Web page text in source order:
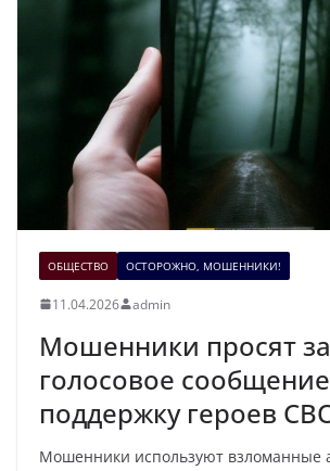
ОБЩЕСТВО ОСТОРОЖНО, МОШЕННИКИ!
11.04.2026 admin
Мошенники просят
голосовое
поддержку героев
Мошенники используют взломанные